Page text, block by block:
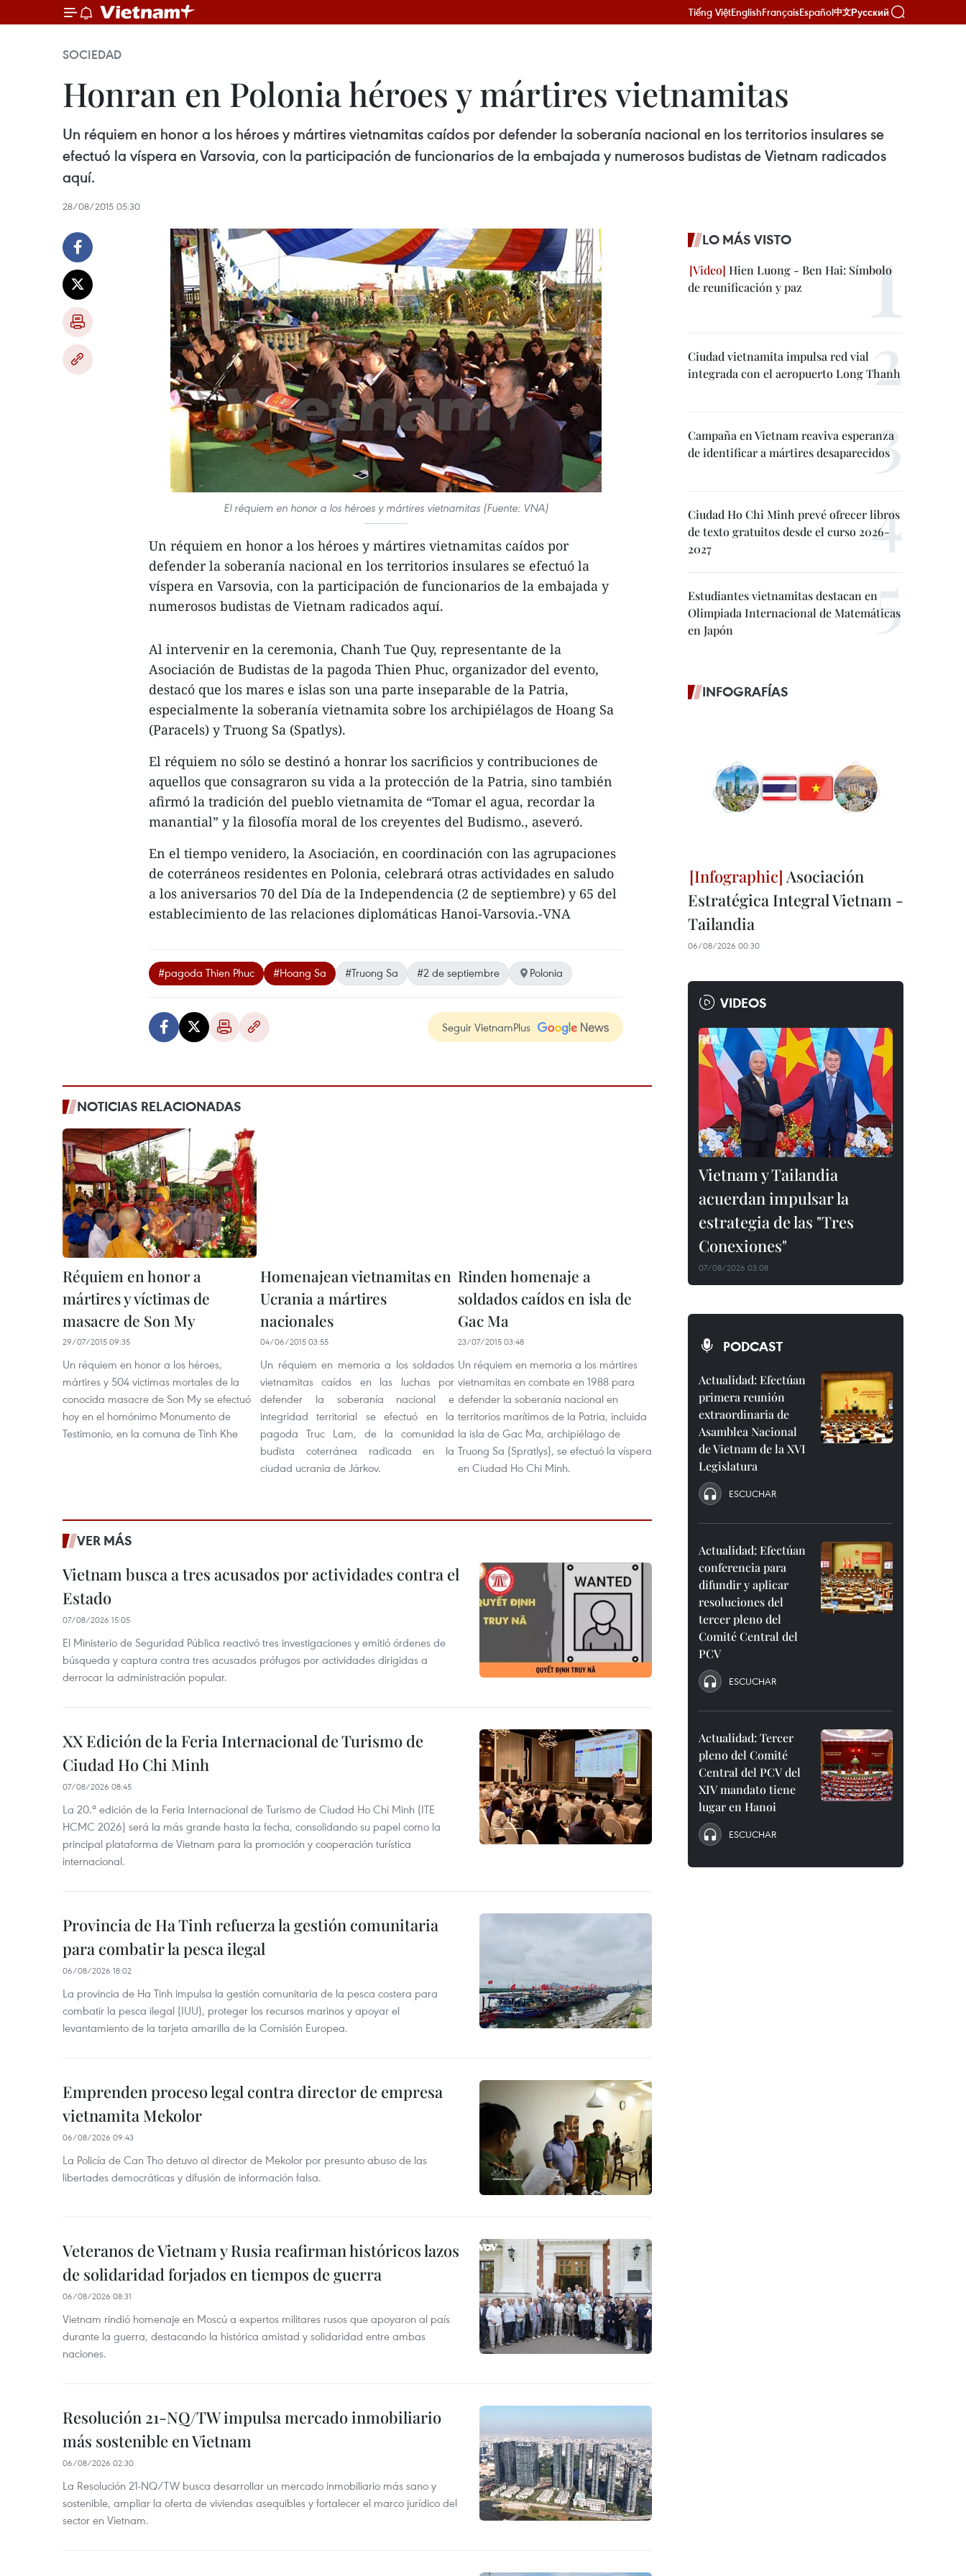
Tiếng ViệtEnglishFrançaisEspañol中文Русский
SOCIEDAD
Honran en Polonia héroes y mártires vietnamitas
Un réquiem en honor a los héroes y mártires vietnamitas caídos por defender la soberanía nacional en los territorios insulares se
efectuó la víspera en Varsovia, con la participación de funcionarios de la embajada y numerosos budistas de Vietnam radicados
aquí.
28/08/2015 05:30
El réquiem en honor a los héroes y mártires vietnamitas (Fuente: VNA)
Un réquiem en honor a los héroes y mártires vietnamitas caídos por
defender la soberanía nacional en los territorios insulares se efectuó la
víspera en Varsovia, con la participación de funcionarios de la embajada y
numerosos budistas de Vietnam radicados aquí.
Al intervenir en la ceremonia, Chanh Tue Quy, representante de la
Asociación de Budistas de la pagoda Thien Phuc, organizador del evento,
destacó que los mares e islas son una parte inseparable de la Patria,
especialmente la soberanía vietnamita sobre los archipiélagos de Hoang Sa
(Paracels) y Truong Sa (Spatlys).
El réquiem no sólo se destinó a honrar los sacrificios y contribuciones de
aquellos que consagraron su vida a la protección de la Patria, sino también
afirmó la tradición del pueblo vietnamita de “Tomar el agua, recordar la
manantial” y la filosofía moral de los creyentes del Budismo., aseveró.
En el tiempo venidero, la Asociación, en coordinación con las agrupaciones
de coterráneos residentes en Polonia, celebrará otras actividades en saludo
a los aniversarios 70 del Día de la Independencia (2 de septiembre) y 65 del
establecimiento de las relaciones diplomáticas Hanoi-Varsovia.-VNA
#pagoda Thien Phuc #Hoang Sa #Truong Sa #2 de septiembre Polonia
Seguir VietnamPlus
NOTICIAS RELACIONADAS
Réquiem en honor a
mártires y víctimas de
masacre de Son My
29/07/2015 09:35
Un réquiem en honor a los héroes,
mártires y 504 victimas mortales de la
conocida masacre de Son My se efectuó
hoy en el homónimo Monumento de
Testimonio, en la comuna de Tinh Khe
Homenajean vietnamitas en
Ucrania a mártires
nacionales
04/06/2015 03:55
Un réquiem en memoria a los soldados
vietnamitas caídos en las luchas por
defender la soberanía nacional e
integridad territorial se efectuó en la
pagoda Truc Lam, de la comunidad
budista coterránea radicada en la
ciudad ucrania de Járkov.
Rinden homenaje a
soldados caídos en isla de
Gac Ma
23/07/2015 03:48
Un réquiem en memoria a los mártires
vietnamitas en combate en 1988 para
defender la soberanía nacional en
territorios marítimos de la Patria, incluida
la isla de Gac Ma, archipiélago de
Truong Sa (Spratlys), se efectuó la víspera
en Ciudad Ho Chi Minh.
VER MÁS
Vietnam busca a tres acusados por actividades contra el
Estado
07/08/2026 15:05
El Ministerio de Seguridad Pública reactivó tres investigaciones y emitió órdenes de
búsqueda y captura contra tres acusados prófugos por actividades dirigidas a
derrocar la administración popular.
XX Edición de la Feria Internacional de Turismo de
Ciudad Ho Chi Minh
07/08/2026 08:45
La 20.ª edición de la Feria Internacional de Turismo de Ciudad Ho Chi Minh (ITE
HCMC 2026) será la más grande hasta la fecha, consolidando su papel como la
principal plataforma de Vietnam para la promoción y cooperación turística
internacional.
Provincia de Ha Tinh refuerza la gestión comunitaria
para combatir la pesca ilegal
06/08/2026 18:02
La provincia de Ha Tinh impulsa la gestión comunitaria de la pesca costera para
combatir la pesca ilegal (IUU), proteger los recursos marinos y apoyar el
levantamiento de la tarjeta amarilla de la Comisión Europea.
Emprenden proceso legal contra director de empresa
vietnamita Mekolor
06/08/2026 09:43
La Policía de Can Tho detuvo al director de Mekolor por presunto abuso de las
libertades democráticas y difusión de información falsa.
Veteranos de Vietnam y Rusia reafirman históricos lazos
de solidaridad forjados en tiempos de guerra
06/08/2026 08:31
Vietnam rindió homenaje en Moscú a expertos militares rusos que apoyaron al país
durante la guerra, destacando la histórica amistad y solidaridad entre ambas
naciones.
Resolución 21-NQ/TW impulsa mercado inmobiliario
más sostenible en Vietnam
06/08/2026 02:30
La Resolución 21-NQ/TW busca desarrollar un mercado inmobiliario más sano y
sostenible, ampliar la oferta de viviendas asequibles y fortalecer el marco jurídico del
sector en Vietnam.
LO MÁS VISTO
Hien Luong - Ben Hai: Símbolo
de reunificación y paz
Ciudad vietnamita impulsa red vial
integrada con el aeropuerto Long Thanh
Campaña en Vietnam reaviva esperanza
de identificar a mártires desaparecidos
Ciudad Ho Chi Minh prevé ofrecer libros
de texto gratuitos desde el curso 2026-
2027
Estudiantes vietnamitas destacan en
Olimpiada Internacional de Matemáticas
en Japón
INFOGRAFÍAS
Asociación
Estratégica Integral Vietnam -
Tailandia
06/08/2026 00:30
VIDEOS
Vietnam y Tailandia
acuerdan impulsar la
estrategia de las "Tres
Conexiones"
07/08/2026 03:08
PODCAST
Actualidad: Efectúan
primera reunión
extraordinaria de
Asamblea Nacional
de Vietnam de la XVI
Legislatura
ESCUCHAR
Actualidad: Efectúan
conferencia para
difundir y aplicar
resoluciones del
tercer pleno del
Comité Central del
PCV
ESCUCHAR
Actualidad: Tercer
pleno del Comité
Central del PCV del
XIV mandato tiene
lugar en Hanoi
ESCUCHAR